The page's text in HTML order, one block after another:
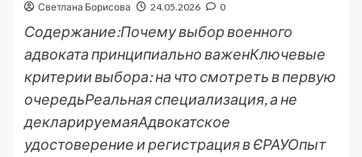
Светлана Борисова 24.05.2026 0
Содержание:Почему выбор военного
адвоката принципиально важенКлючевые
критерии выбора: на что смотреть в первую
очередьРеальная специализация, а не
декларируемаяАдвокатское
удостоверение и регистрация в ЄРАУОпыт